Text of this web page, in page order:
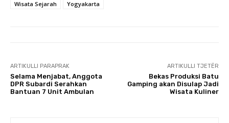
Wisata Sejarah Yogyakarta
ARTIKULLI PARAPRAK
Selama Menjabat, Anggota
DPR Subardi Serahkan
Bantuan 7 Unit Ambulan
ARTIKULLI TJETËR
Bekas Produksi Batu
Gamping akan Disulap Jadi
Wisata Kuliner